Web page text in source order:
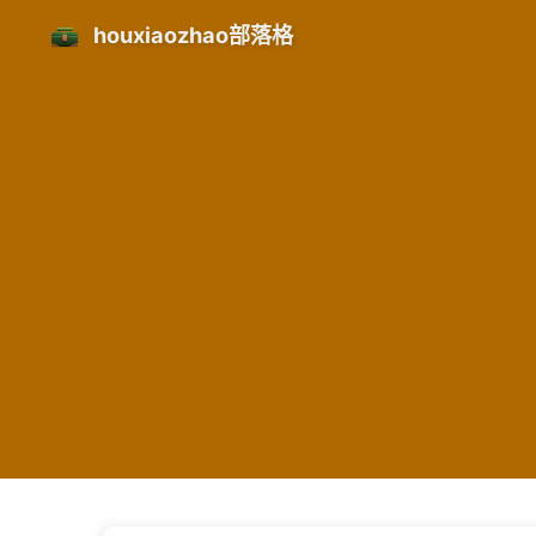
houxiaozhao部落格